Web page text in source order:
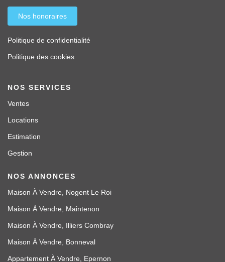
Nos honoraires
Politique de confidentialité
Politique des cookies
NOS SERVICES
Ventes
Locations
Estimation
Gestion
NOS ANNONCES
Maison À Vendre, Nogent Le Roi
Maison À Vendre, Maintenon
Maison À Vendre, Illiers Combray
Maison À Vendre, Bonneval
Appartement À Vendre, Epernon